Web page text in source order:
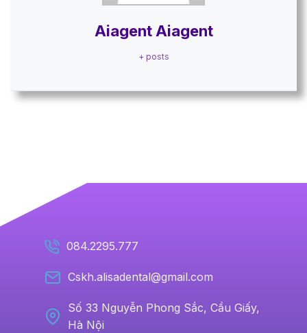
Aiagent Aiagent
+ posts
084.2295.777
Cskh.alisadental@gmail.com
Số 33 Nguyễn Phong Sắc, Cầu Giấy,
Hà Nội